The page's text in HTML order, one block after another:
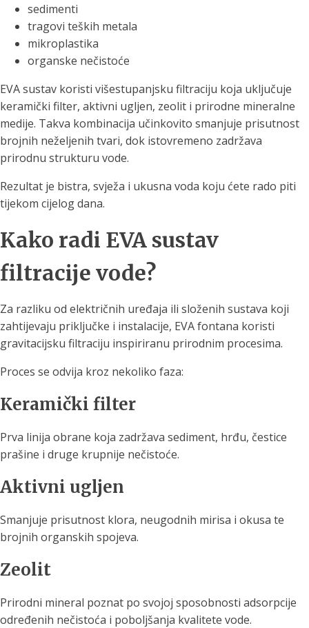
sedimenti
tragovi teških metala
mikroplastika
organske nečistoće
EVA sustav koristi višestupanjsku filtraciju koja uključuje
keramički filter, aktivni ugljen, zeolit i prirodne mineralne
medije. Takva kombinacija učinkovito smanjuje prisutnost
brojnih neželjenih tvari, dok istovremeno zadržava
prirodnu strukturu vode.
Rezultat je bistra, svježa i ukusna voda koju ćete rado piti
tijekom cijelog dana.
Kako radi EVA sustav
filtracije vode?
Za razliku od električnih uređaja ili složenih sustava koji
zahtijevaju priključke i instalacije, EVA fontana koristi
gravitacijsku filtraciju inspiriranu prirodnim procesima.
Proces se odvija kroz nekoliko faza:
Keramički filter
Prva linija obrane koja zadržava sediment, hrđu, čestice
prašine i druge krupnije nečistoće.
Aktivni ugljen
Smanjuje prisutnost klora, neugodnih mirisa i okusa te
brojnih organskih spojeva.
Zeolit
Prirodni mineral poznat po svojoj sposobnosti adsorpcije
određenih nečistoća i poboljšanja kvalitete vode.